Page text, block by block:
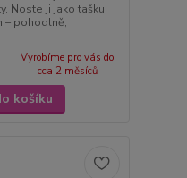
Noste ji jako tašku
– pohodlně,
Vyrobíme pro vás do
cca 2 měsíců
košíku